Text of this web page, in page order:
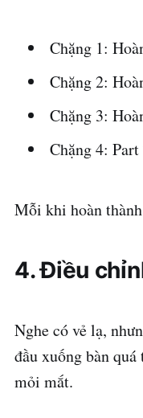
Chặng 1:
Chặng 2:
Chặng 3:
Chặng 4:
Mỗi khi hoàn
4. Điều
Nghe có vẻ lạ,
đầu xuống bàn
mỏi mắt.